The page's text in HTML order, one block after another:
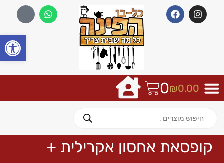
₪0.00
0
קופסאת אחסון אקרילית +